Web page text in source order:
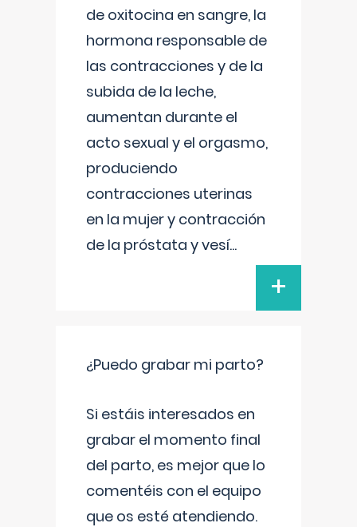
de oxitocina en sangre, la
hormona responsable de
las contracciones y de la
subida de la leche,
aumentan durante el
acto sexual y el orgasmo,
produciendo
contracciones uterinas
en la mujer y contracción
de la próstata y vesí...
+
¿Puedo grabar mi parto?
Si estáis interesados en
grabar el momento final
del parto, es mejor que lo
comentéis con el equipo
que os esté atendiendo.